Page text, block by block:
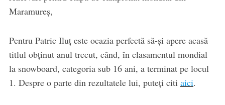
Maramureș,
Pentru Patric Iluț este ocazia perfectă să-și apere acasă
titlul obținut anul trecut, când, în clasamentul mondial
la snowboard, categoria sub 16 ani, a terminat pe locul
1. Despre o parte din rezultatele lui, puteți citi aici.